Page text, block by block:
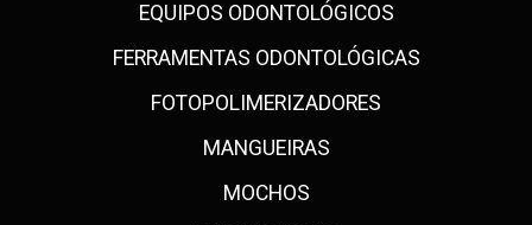
EQUIPOS ODONTOLÓGICOS
FERRAMENTAS ODONTOLÓGICAS
FOTOPOLIMERIZADORES
MANGUEIRAS
MOCHOS